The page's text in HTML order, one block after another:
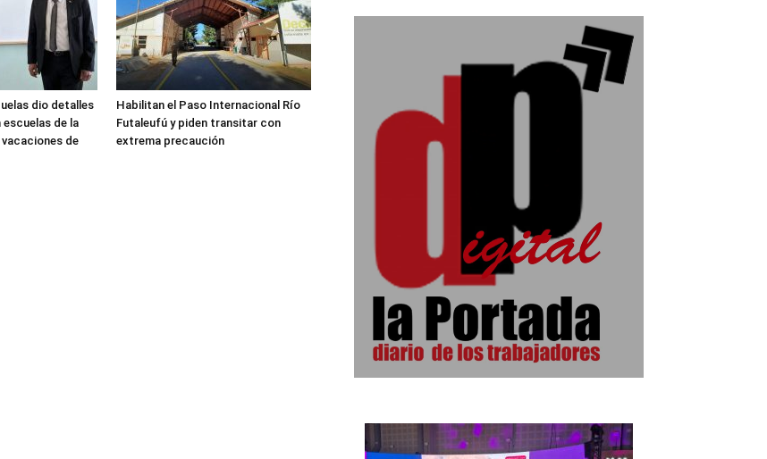
dio detalles
de la
de
Habilitan el Paso Internacional Río
Futaleufú y piden transitar con
extrema precaución